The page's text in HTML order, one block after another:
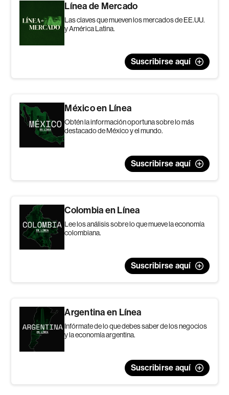
Línea de Mercado
Las claves que mueven los mercados de EE.UU.
y América Latina.
Suscribirse aquí
México en Línea
Obtén la información oportuna sobre lo más
destacado de México y el mundo.
Suscribirse aquí
Colombia en Línea
Lee los análisis sobre lo que mueve la economía
colombiana.
Suscribirse aquí
Argentina en Línea
Infórmate de lo que debes saber de los negocios
y la economía argentina.
Suscribirse aquí